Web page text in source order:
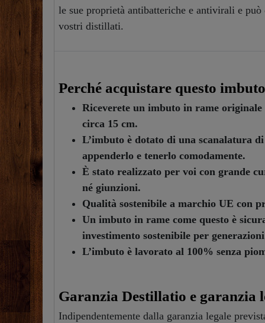
le sue proprietà antibatteriche e antivirali e
vostri distillati.
Perché acquistare questo
Riceverete un imbuto in rame
circa 15 cm.
L’imbuto è dotato di una scanalatura
appenderlo e tenerlo comodamente.
È stato realizzato per voi con grande
né giunzioni.
Qualità sostenibile a marchio UE con
Un imbuto in rame come questo è
investimento sostenibile per
L’imbuto è lavorato al 100% senza
Garanzia Destillatio e garanzia
Indipendentemente dalla garanzia legale